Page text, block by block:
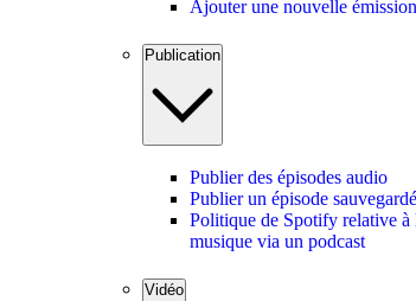
Ajouter une nouvelle émission
Publication
Publier des épisodes audio
Publier un épisode sauvegardé
Politique de Spotify relative à
musique via un podcast
Vidéo